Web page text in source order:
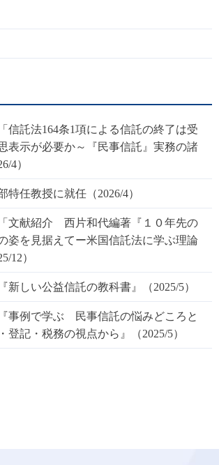
信託法164条1項による信託の終了は受
表示が必要か～『民事信託』実務の諸
4）
特任教授に就任（2026/4）
文献紹介 西片和代編著『１０年先の
姿を見据えてー米国信託法に学ぶ理論
12）
新しい公益信託の教科書』（2025/5）
事例で学ぶ 民事信託の悩みどころと
記・税務の視点から』（2025/5）